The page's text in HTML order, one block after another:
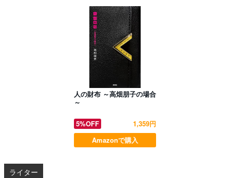
人の財布 ～高畑朋子の場合
～
5%OFF
1,359円
Amazonで購入
ライター